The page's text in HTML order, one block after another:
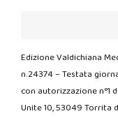
Edizione Valdichiana
n.24374 – Testata
con autorizzazione n°1
Unite 10, 53049 Torrita